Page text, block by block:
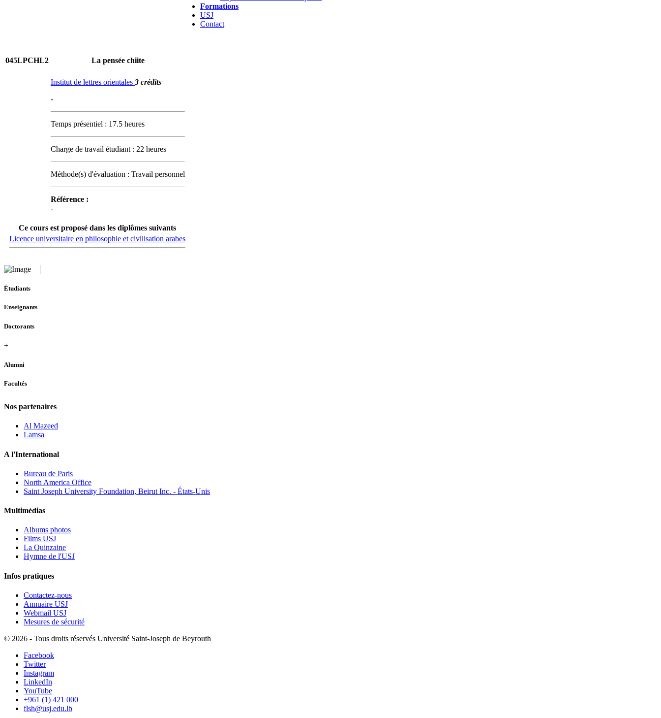
Formations
USJ
Contact
045LPCHL2 La pensée chiite
Institut de lettres orientales 3 crédits
-
Temps présentiel : 17.5 heures
Charge de travail étudiant : 22 heures
Méthode(s) d'évaluation : Travail personnel
Référence :
-
Ce cours est proposé dans les diplômes suivants
Licence universitaire en philosophie et civilisation arabes
Étudiants
Enseignants
Doctorants
+
Alumni
Facultés
Nos partenaires
Al Mazeed
Lamsa
A l'International
Bureau de Paris
North America Office
Saint Joseph University Foundation, Beirut Inc. - États-Unis
Multimédias
Albums photos
Films USJ
La Quinzaine
Hymne de l'USJ
Infos pratiques
Contactez-nous
Annuaire USJ
Webmail USJ
Mesures de sécurité
© 2026 - Tous droits réservés Université Saint-Joseph de Beyrouth
Facebook
Twitter
Instagram
LinkedIn
YouTube
+961 (1) 421 000
flsh@usj.edu.lb